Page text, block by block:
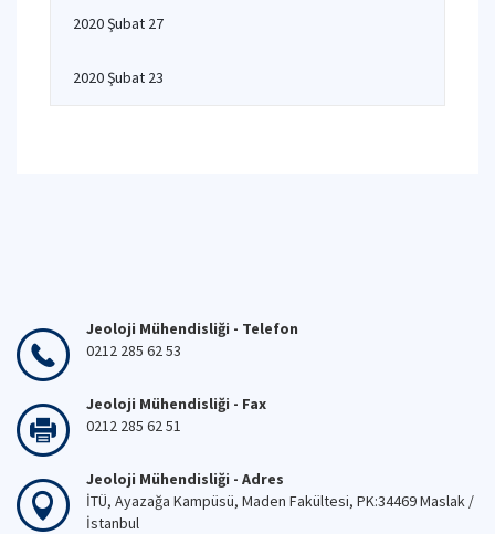
2020 Şubat 27
2020 Şubat 23
Jeoloji Mühendisliği - Telefon
0212 285 62 53
Jeoloji Mühendisliği - Fax
0212 285 62 51
Jeoloji Mühendisliği - Adres
İTÜ, Ayazağa Kampüsü, Maden Fakültesi, PK:34469 Maslak /
İstanbul